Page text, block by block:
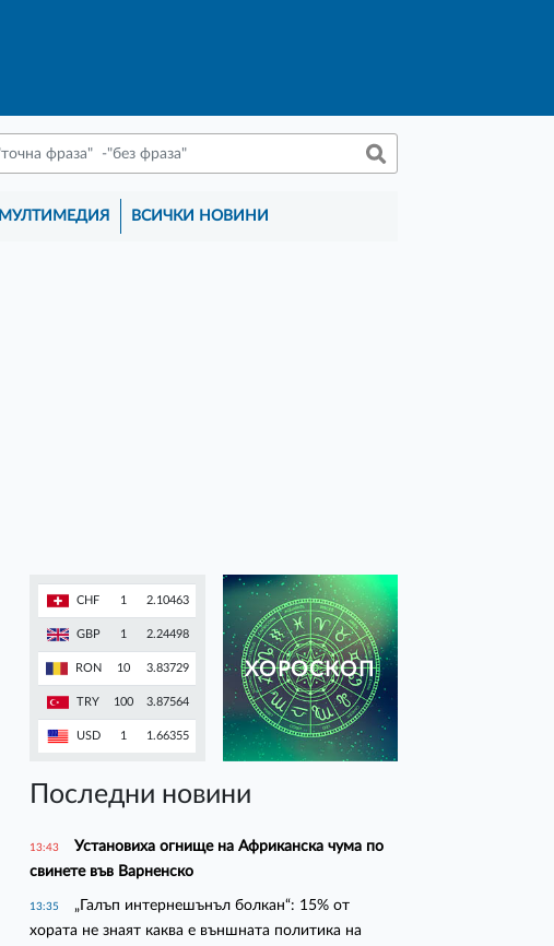
МУЛТИМЕДИЯ ВСИЧКИ НОВИНИ
CHF 1 2.10463
GBP 1 2.24498
RON 10 3.83729
TRY 100 3.87564
USD 1 1.66355
ХОРОСКОП
Последни новини
13:43
Установиха огнище на Африканска чума по
свинете във Варненско
13:35
„Галъп интернешънъл болкан“: 15% от
хората не знаят каква е външната политика на